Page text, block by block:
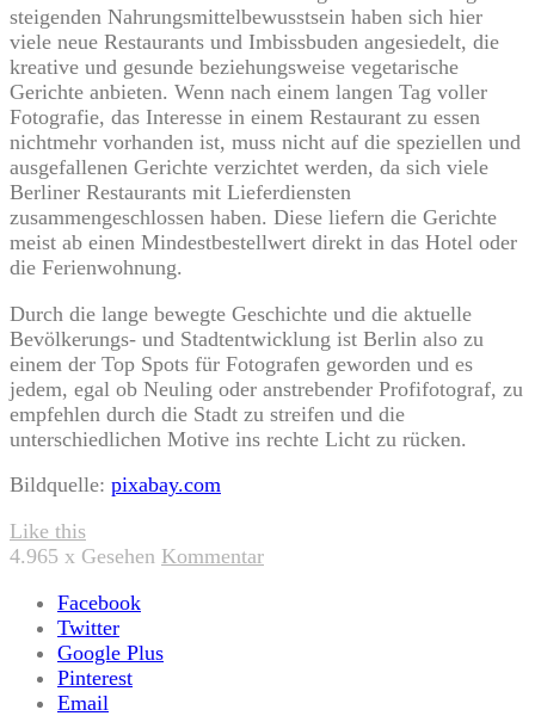
steigenden Nahrungsmittelbewusstsein haben sich hier
viele neue Restaurants und Imbissbuden angesiedelt, die
kreative und gesunde beziehungsweise vegetarische
Gerichte anbieten. Wenn nach einem langen Tag voller
Fotografie, das Interesse in einem Restaurant zu essen
nichtmehr vorhanden ist, muss nicht auf die speziellen und
ausgefallenen Gerichte verzichtet werden, da sich viele
Berliner Restaurants mit Lieferdiensten
zusammengeschlossen haben. Diese liefern die Gerichte
meist ab einen Mindestbestellwert direkt in das Hotel oder
die Ferienwohnung.
Durch die lange bewegte Geschichte und die aktuelle
Bevölkerungs- und Stadtentwicklung ist Berlin also zu
einem der Top Spots für Fotografen geworden und es
jedem, egal ob Neuling oder anstrebender Profifotograf, zu
empfehlen durch die Stadt zu streifen und die
unterschiedlichen Motive ins rechte Licht zu rücken.
Bildquelle: pixabay.com
Like this
4.965 x Gesehen Kommentar
Facebook
Twitter
Google Plus
Pinterest
Email